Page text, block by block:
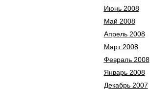
Июнь 2008
Май 2008
Апрель 2008
Март 2008
Февраль 2008
Январь 2008
Декабрь 2007